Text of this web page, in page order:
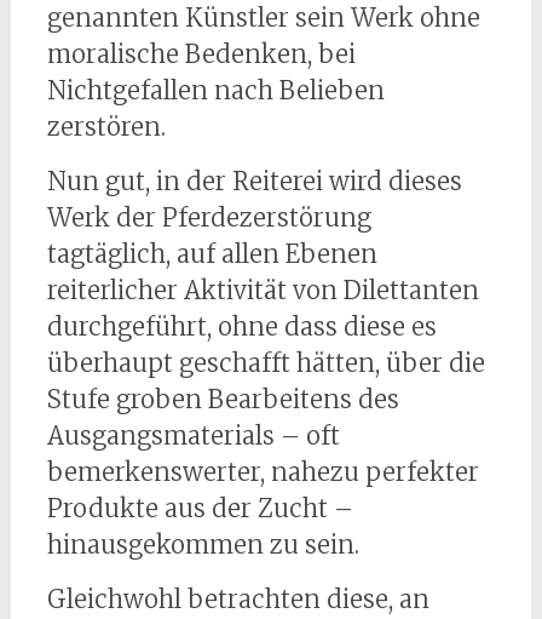
genannten Künstler sein Werk ohne
moralische Bedenken, bei
Nichtgefallen nach Belieben
zerstören.
Nun gut, in der Reiterei wird dieses
Werk der Pferdezerstörung
tagtäglich, auf allen Ebenen
reiterlicher Aktivität von Dilettanten
durchgeführt, ohne dass diese es
überhaupt geschafft hätten, über die
Stufe groben Bearbeitens des
Ausgangsmaterials – oft
bemerkenswerter, nahezu perfekter
Produkte aus der Zucht –
hinausgekommen zu sein.
Gleichwohl betrachten diese, an